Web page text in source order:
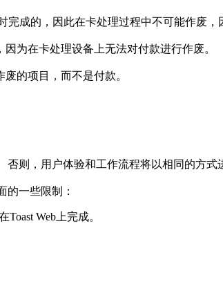
成的，因此在卡处理过程中不可能作废，
为在卡处理设备上无法对付款进行作废。
的项目，而不是付款。
则，用户体验和工作流程将以相同的方式
的一些限制：
Web上完成。